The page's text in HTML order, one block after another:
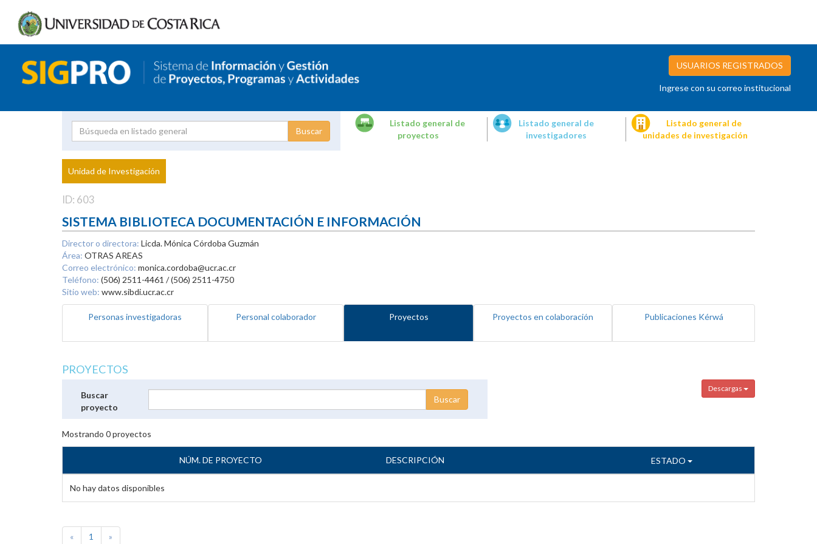
USUARIOS REGISTRADOS
Ingrese con su correo institucional
Proyecto
Investigador
Listado general de
proyectos
Listado general de
investigadores
Listado general de
unidades de investigación
Unidad de Investigación
ID: 603
SISTEMA BIBLIOTECA DOCUMENTACIÓN E INFORMACIÓN
Director o directora: Licda. Mónica Córdoba Guzmán
Área: OTRAS AREAS
Correo electrónico: monica.cordoba@ucr.ac.cr
Teléfono: (506) 2511-4461 / (506) 2511-4750
Sitio web: www.sibdi.ucr.ac.cr
Personas investigadoras Personal colaborador Proyectos Proyectos en colaboración Publicaciones Kérwá
PROYECTOS
Descargas
Buscar
proyecto
Mostrando 0proyectos
NÚM. DE PROYECTO DESCRIPCIÓN ESTADO
No hay datos disponibles
« 1 »